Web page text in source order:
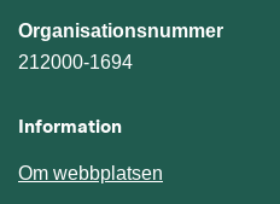
Organisationsnummer
212000-1694
Information
Om webbplatsen